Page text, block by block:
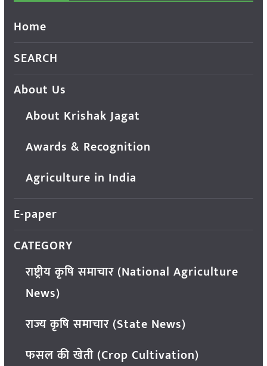
Home
SEARCH
About Us
About Krishak Jagat
Awards & Recognition
Agriculture in India
E-paper
CATEGORY
राष्ट्रीय कृषि समाचार (National Agriculture
News)
राज्य कृषि समाचार (State News)
फसल की खेती (Crop Cultivation)